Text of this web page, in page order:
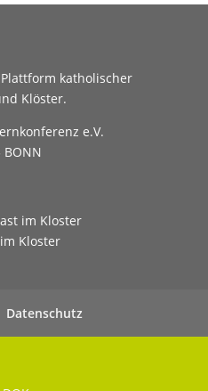
katholischer
Klöster.
e.V.
BONN
Kloster
Datenschutz